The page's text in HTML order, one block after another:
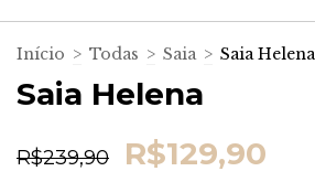
Início > Todas > Saia > Saia Helena
Saia Helena
R$239,90 R$129,90